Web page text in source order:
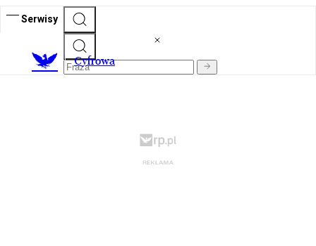
Serwisy
Cyfrowa